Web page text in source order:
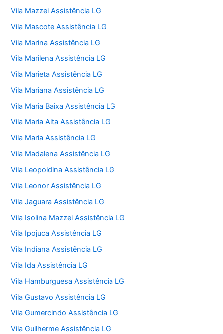
Vila Mazzei Assistência LG
Vila Mascote Assistência LG
Vila Marina Assistência LG
Vila Marilena Assistência LG
Vila Marieta Assistência LG
Vila Mariana Assistência LG
Vila Maria Baixa Assistência LG
Vila Maria Alta Assistência LG
Vila Maria Assistência LG
Vila Madalena Assistência LG
Vila Leopoldina Assistência LG
Vila Leonor Assistência LG
Vila Jaguara Assistência LG
Vila Isolina Mazzei Assistência LG
Vila Ipojuca Assistência LG
Vila Indiana Assistência LG
Vila Ida Assistência LG
Vila Hamburguesa Assistência LG
Vila Gustavo Assistência LG
Vila Gumercindo Assistência LG
Vila Guilherme Assistência LG